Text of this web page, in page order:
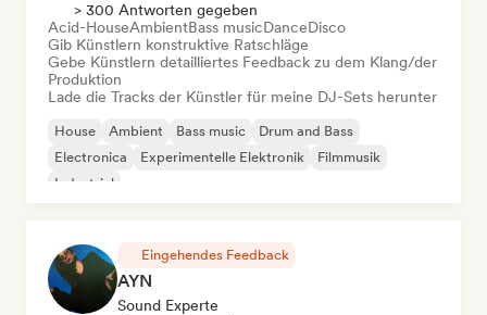
> 300 Antworten gegeben
Acid-HouseAmbientBass musicDanceDisco
Gib Künstlern konstruktive Ratschläge
Gebe Künstlern detailliertes Feedback zu dem Klang/der
Produktion
Lade die Tracks der Künstler für meine DJ-Sets herunter
House Ambient Bass music
Drum and Bass
Electronica
Experimentelle Elektronik
Filmmusik
Industrial
Eingehendes Feedback
AYN
Sound Experte